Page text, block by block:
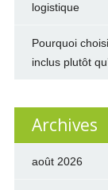
logistique
Pourquoi
inclus plutôt
Archives
août 2026